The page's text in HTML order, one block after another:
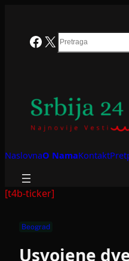
Facebook
X Search
NaslovnaO NamaKontakt
[t4b-ticker]
Beograd
Usvojene